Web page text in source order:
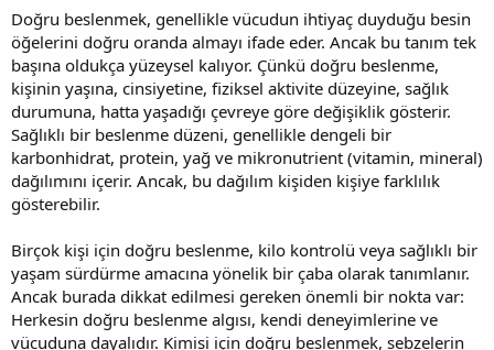
Doğru beslenmek, genellikle vücudun ihtiyaç duyduğu besin
öğelerini doğru oranda almayı ifade eder. Ancak bu tanım tek
başına oldukça yüzeysel kalıyor. Çünkü doğru beslenme,
kişinin yaşına, cinsiyetine, fiziksel aktivite düzeyine, sağlık
durumuna, hatta yaşadığı çevreye göre değişiklik gösterir.
Sağlıklı bir beslenme düzeni, genellikle dengeli bir
karbonhidrat, protein, yağ ve mikronutrient (vitamin, mineral)
dağılımını içerir. Ancak, bu dağılım kişiden kişiye farklılık
gösterebilir.
Birçok kişi için doğru beslenme, kilo kontrolü veya sağlıklı bir
yaşam sürdürme amacına yönelik bir çaba olarak tanımlanır.
Ancak burada dikkat edilmesi gereken önemli bir nokta var:
Herkesin doğru beslenme algısı, kendi deneyimlerine ve
vücuduna dayalıdır. Kimisi için doğru beslenmek, sebzelerin